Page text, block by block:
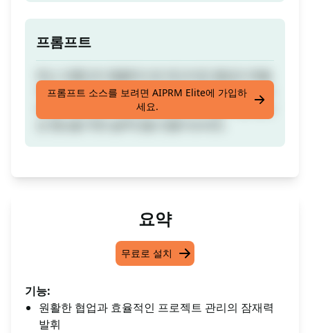
프롬프트
적인 프로젝트 관리의 잠재력을 발휘하세요! 소프
트웨어 혁신과 디자인의 세계로 뛰어들어 팀 생산
프롬프트 소스를 보려면 AIPRM Elite에 가입하
세요.
요약
무료로 설치
기능:
원활한 협업과 효율적인 프로젝트 관리의 잠재력
발휘